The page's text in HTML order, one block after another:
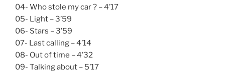
04- Who stole my car ? – 4’17
05- Light – 3’59
06- Stars – 3’59
07- Last calling – 4’14
08- Out of time – 4’32
09- Talking about – 5’17